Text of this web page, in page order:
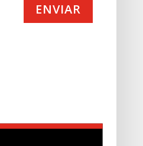
ENVIAR